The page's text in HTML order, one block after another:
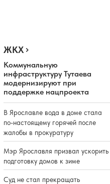
ЖКХ
Коммунальную
инфраструктуру Тутаева
модернизируют при
поддержке нацпроекта
В Ярославле вода в доме стала
по-настоящему горячей после
жалобы в прокуратуру
Мэр Ярославля призвал ускорить
подготовку домов к зиме
Суд не стал прекращать